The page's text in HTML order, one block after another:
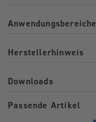
Anwendungsbereiche
Herstellerhinweis
Downloads
Passende Artikel